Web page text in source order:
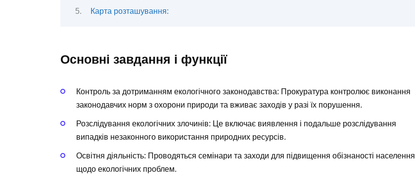
Карта розташування:
Основні завдання і функції
Контроль за дотриманням екологічного законодавства: Прокуратура контролює виконання
законодавчих норм з охорони природи та вживає заходів у разі їх порушення.
Розслідування екологічних злочинів: Це включає виявлення і подальше розслідування
випадків незаконного використання природних ресурсів.
Освітня діяльність: Проводяться семінари та заходи для підвищення обізнаності населення
щодо екологічних проблем.